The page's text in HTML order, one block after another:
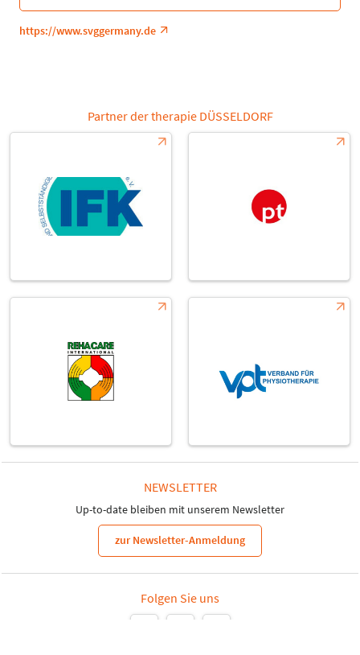
https://www.svggermany.de
Partner der therapie DÜSSELDORF
NEWSLETTER
Up-to-date bleiben mit unserem Newsletter
zur Newsletter-Anmeldung
Folgen Sie uns